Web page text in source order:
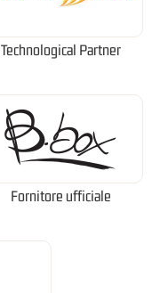
Technological Partner
Fornitore ufficiale